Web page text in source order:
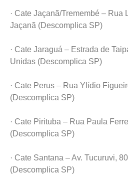
· Cate Jaçanã/Tremembé – Rua
Jaçanã (Descomplica SP)
· Cate Jaraguá – Estrada de
Unidas (Descomplica SP)
· Cate Perus – Rua Ylídio
(Descomplica SP)
· Cate Pirituba – Rua Paula
(Descomplica SP)
· Cate Santana – Av. Tucuruvi,
(Descomplica SP)